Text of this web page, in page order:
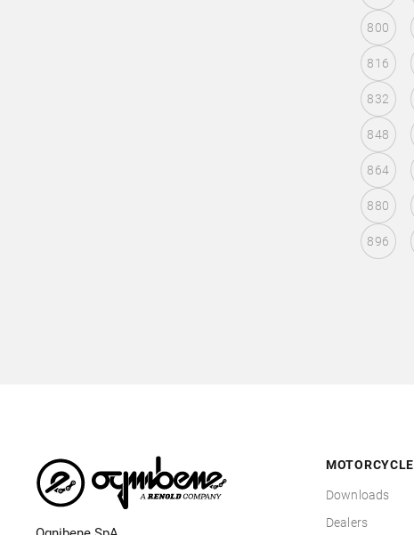
800
816
832
848
864
880
896
MOTORCYCLE
Downloads
Dealers